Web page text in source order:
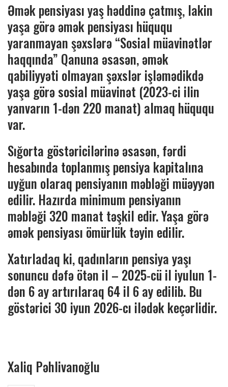
Əmək pensiyası yaş həddinə çatmış, lakin
yaşa görə əmək pensiyası hüququ
yaranmayan şəxslərə “Sosial müavinətlər
haqqında” Qanuna əsasən, əmək
qabiliyyəti olmayan şəxslər işləmədikdə
yaşa görə sosial müavinət (2023-ci ilin
yanvarın 1-dən 220 manat) almaq hüququ
var.
Sığorta göstəricilərinə əsasən, fərdi
hesabında toplanmış pensiya kapitalına
uyğun olaraq pensiyanın məbləği müəyyən
edilir. Hazırda minimum pensiyanın
məbləği 320 manat təşkil edir. Yaşa görə
əmək pensiyası ömürlük təyin edilir.
Xatırladaq ki, qadınların pensiya yaşı
sonuncu dəfə ötən il – 2025-cü il iyulun 1-
dən 6 ay artırılaraq 64 il 6 ay edilib. Bu
göstərici 30 iyun 2026-cı ilədək keçərlidir.
Xaliq Pəhlivanoğlu